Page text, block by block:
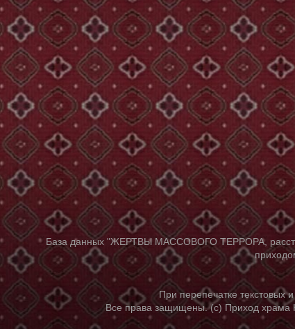
База данных "ЖЕРТВЫ МАССОВОГО ТЕРРОРА,
При перепечатке
Все права защищены. (с) Приход храма